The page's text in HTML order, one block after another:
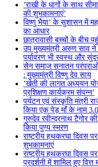
’राखी के धागों के साथ
की शुभकामनाएं’
विष्णु भैया’ के सुशासन में
का आधार
छात्रावासी बच्चों के बीच
उप मुख्यमंत्री अरुण साव ने
पर्यावरण भी स्वस्थ और
सेन समाज सनातन
: मुख्यमंत्री विष्णु देव साय
’खेती की लागत अध्ययन
प्रशिक्षण कार्यक्रम संपन्न’
पर्यटन एवं संस्कृति मंत्री
किया एक पेड़ माँ के नाम
गुरुदेव रवीन्द्रनाथ टैगोर
किया पुण्य स्मरण
राष्ट्रीय हथकरघा दिवस
शुभकामनाएं
राष्ट्रीय हथकरघा दिवस
प्रदर्शनी में शामिल हुए वित्त